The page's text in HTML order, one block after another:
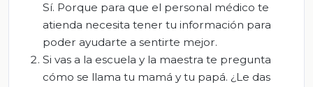
Sí. Porque para que el personal médico te
atienda necesita tener tu información para
poder ayudarte a sentirte mejor.
Si vas a la escuela y la maestra te pregunta
cómo se llama tu mamá y tu papá. ¿Le das